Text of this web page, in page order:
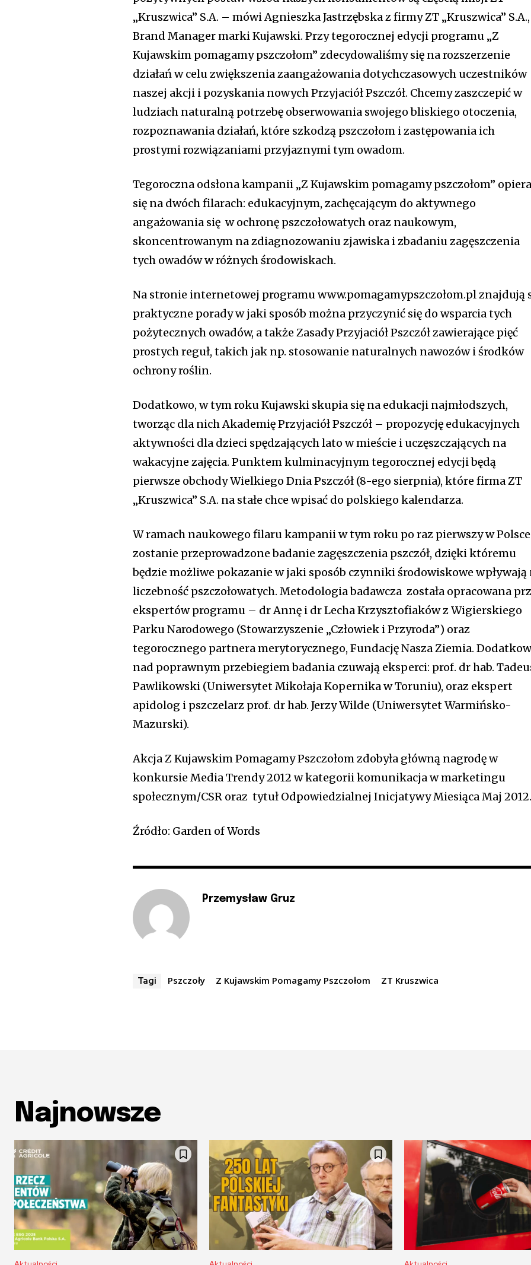
„Kruszwica” S.A. – mówi Agnieszka Jastrzębska z firmy ZT „Kruszwica” S.A.,
Brand Manager marki Kujawski. Przy tegorocznej edycji programu „Z
Kujawskim pomagamy pszczołom” zdecydowaliśmy się na rozszerzenie
działań w celu zwiększenia zaangażowania dotychczasowych uczestników
naszej akcji i pozyskania nowych Przyjaciół Pszczół. Chcemy zaszczepić w
ludziach naturalną potrzebę obserwowania swojego bliskiego otoczenia,
rozpoznawania działań, które szkodzą pszczołom i zastępowania ich
prostymi rozwiązaniami przyjaznymi tym owadom.
Tegoroczna odsłona kampanii „Z Kujawskim pomagamy pszczołom”
się na dwóch filarach: edukacyjnym, zachęcającym do aktywnego
angażowania się w ochronę pszczołowatych oraz naukowym,
skoncentrowanym na zdiagnozowaniu zjawiska i zbadaniu zagęszczenia
tych owadów w różnych środowiskach.
Na stronie internetowej programu www.pomagamypszczołom.pl znajdują
praktyczne porady w jaki sposób można przyczynić się do wsparcia tych
pożytecznych owadów, a także Zasady Przyjaciół Pszczół zawierające pięć
prostych reguł, takich jak np. stosowanie naturalnych nawozów i środków
ochrony roślin.
Dodatkowo, w tym roku Kujawski skupia się na edukacji najmłodszych,
tworząc dla nich Akademię Przyjaciół Pszczół – propozycję edukacyjnych
aktywności dla dzieci spędzających lato w mieście i uczęszczających na
wakacyjne zajęcia. Punktem kulminacyjnym tegorocznej edycji będą
pierwsze obchody Wielkiego Dnia Pszczół (8-ego sierpnia), które firma ZT
„Kruszwica” S.A. na stałe chce wpisać do polskiego kalendarza.
W ramach naukowego filaru kampanii w tym roku po raz pierwszy w Polsce
zostanie przeprowadzone badanie zagęszczenia pszczół, dzięki któremu
będzie możliwe pokazanie w jaki sposób czynniki środowiskowe wpływają
liczebność pszczołowatych. Metodologia badawcza została opracowana
ekspertów programu – dr Annę i dr Lecha Krzysztofiaków z Wigierskiego
Parku Narodowego (Stowarzyszenie „Człowiek i Przyroda”) oraz
tegorocznego partnera merytorycznego, Fundację Nasza Ziemia.
nad poprawnym przebiegiem badania czuwają eksperci: prof. dr hab.
Pawlikowski (Uniwersytet Mikołaja Kopernika w Toruniu), oraz ekspert
apidolog i pszczelarz prof. dr hab. Jerzy Wilde (Uniwersytet Warmińsko-
Mazurski).
Akcja Z Kujawskim Pomagamy Pszczołom zdobyła główną nagrodę w
konkursie Media Trendy 2012 w kategorii komunikacja w marketingu
społecznym/CSR oraz tytuł Odpowiedzialnej Inicjatywy Miesiąca Maj
Źródło: Garden of Words
Przemysław Gruz
Tagi Pszczoły Z Kujawskim Pomagamy Pszczołom ZT Kruszwica
Najnowsze